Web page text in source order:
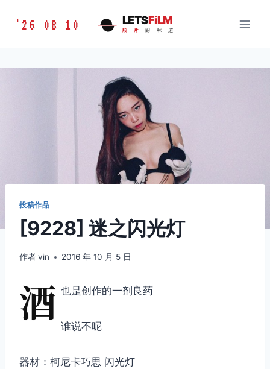
胶
味
'26 08 10 LETSFiLM
胶 片 的 味 道
投稿作品
[9228] 迷之闪光灯
作者vin 2016 年 10 月 5 日
酒 也是创作的一剂良药
谁说不呢
器材：柯尼卡巧思 闪光灯